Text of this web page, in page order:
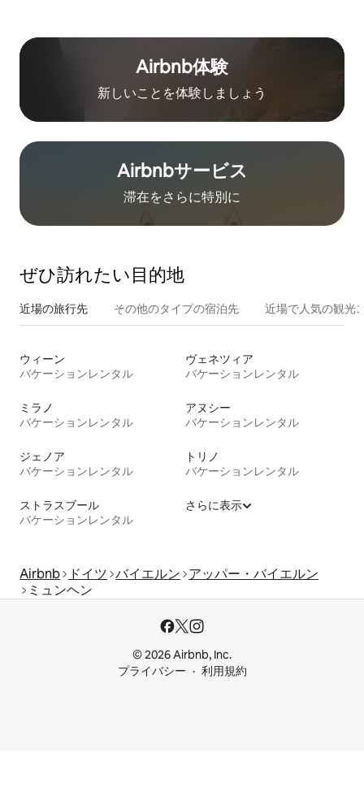
Airbnb体験
新しいことを体験しましょう
Airbnb⁠サ⁠ー⁠ビ⁠ス
滞在をさ⁠ら⁠に特⁠別⁠に
ぜひ訪⁠れ⁠た⁠い目⁠的⁠地
近場の旅行先 その他のタ⁠イ⁠プ⁠の宿⁠泊⁠先 近場で人気の観光
ウィーン
バケーションレンタル
ヴェネツィア
バケーションレンタル
ミラノ
バケーションレンタル
アヌシー
バケーションレンタル
ジェノア
バケーションレンタル
トリノ
バケーションレンタル
ストラスブール
バケーションレンタル
さらに表示
Airbnb ドイツ バイエルン アッパー・バイエルン
ミュンヘン
© 2026 Airbnb, Inc.
プライバシー
利用規約